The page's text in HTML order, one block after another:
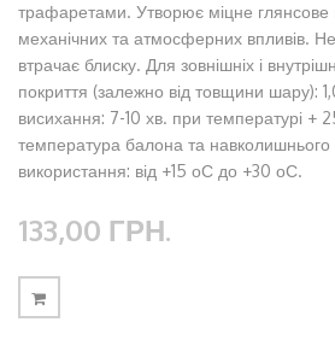
трафаретами. Утворює міцне глянсове
механічних та атмосферних впливів. Не
втрачає блиску. Для зовнішніх і
покриття (залежно від товщини шару):
висихання: 7-10 хв. при температурі +
температура балона та
використання: від +15 оС до +30 оС.
133,00 ГРН.